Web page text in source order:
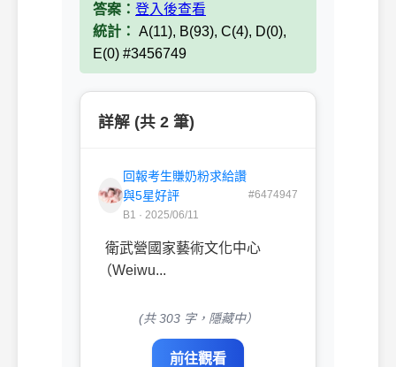
答案： 登入後查看
統計： A(11), B(93), C(4), D(0),
E(0) #3456749
詳解 (共 2 筆)
回報考生賺奶粉求給讚
與5星好評
B1 · 2025/06/11
#6474947
衛武營國家藝術文化中心
（Weiwu...
(共 303 字，隱藏中）
前往觀看